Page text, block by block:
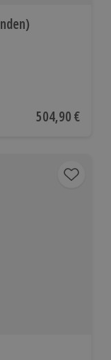
Aktueller Preis
504,90 €